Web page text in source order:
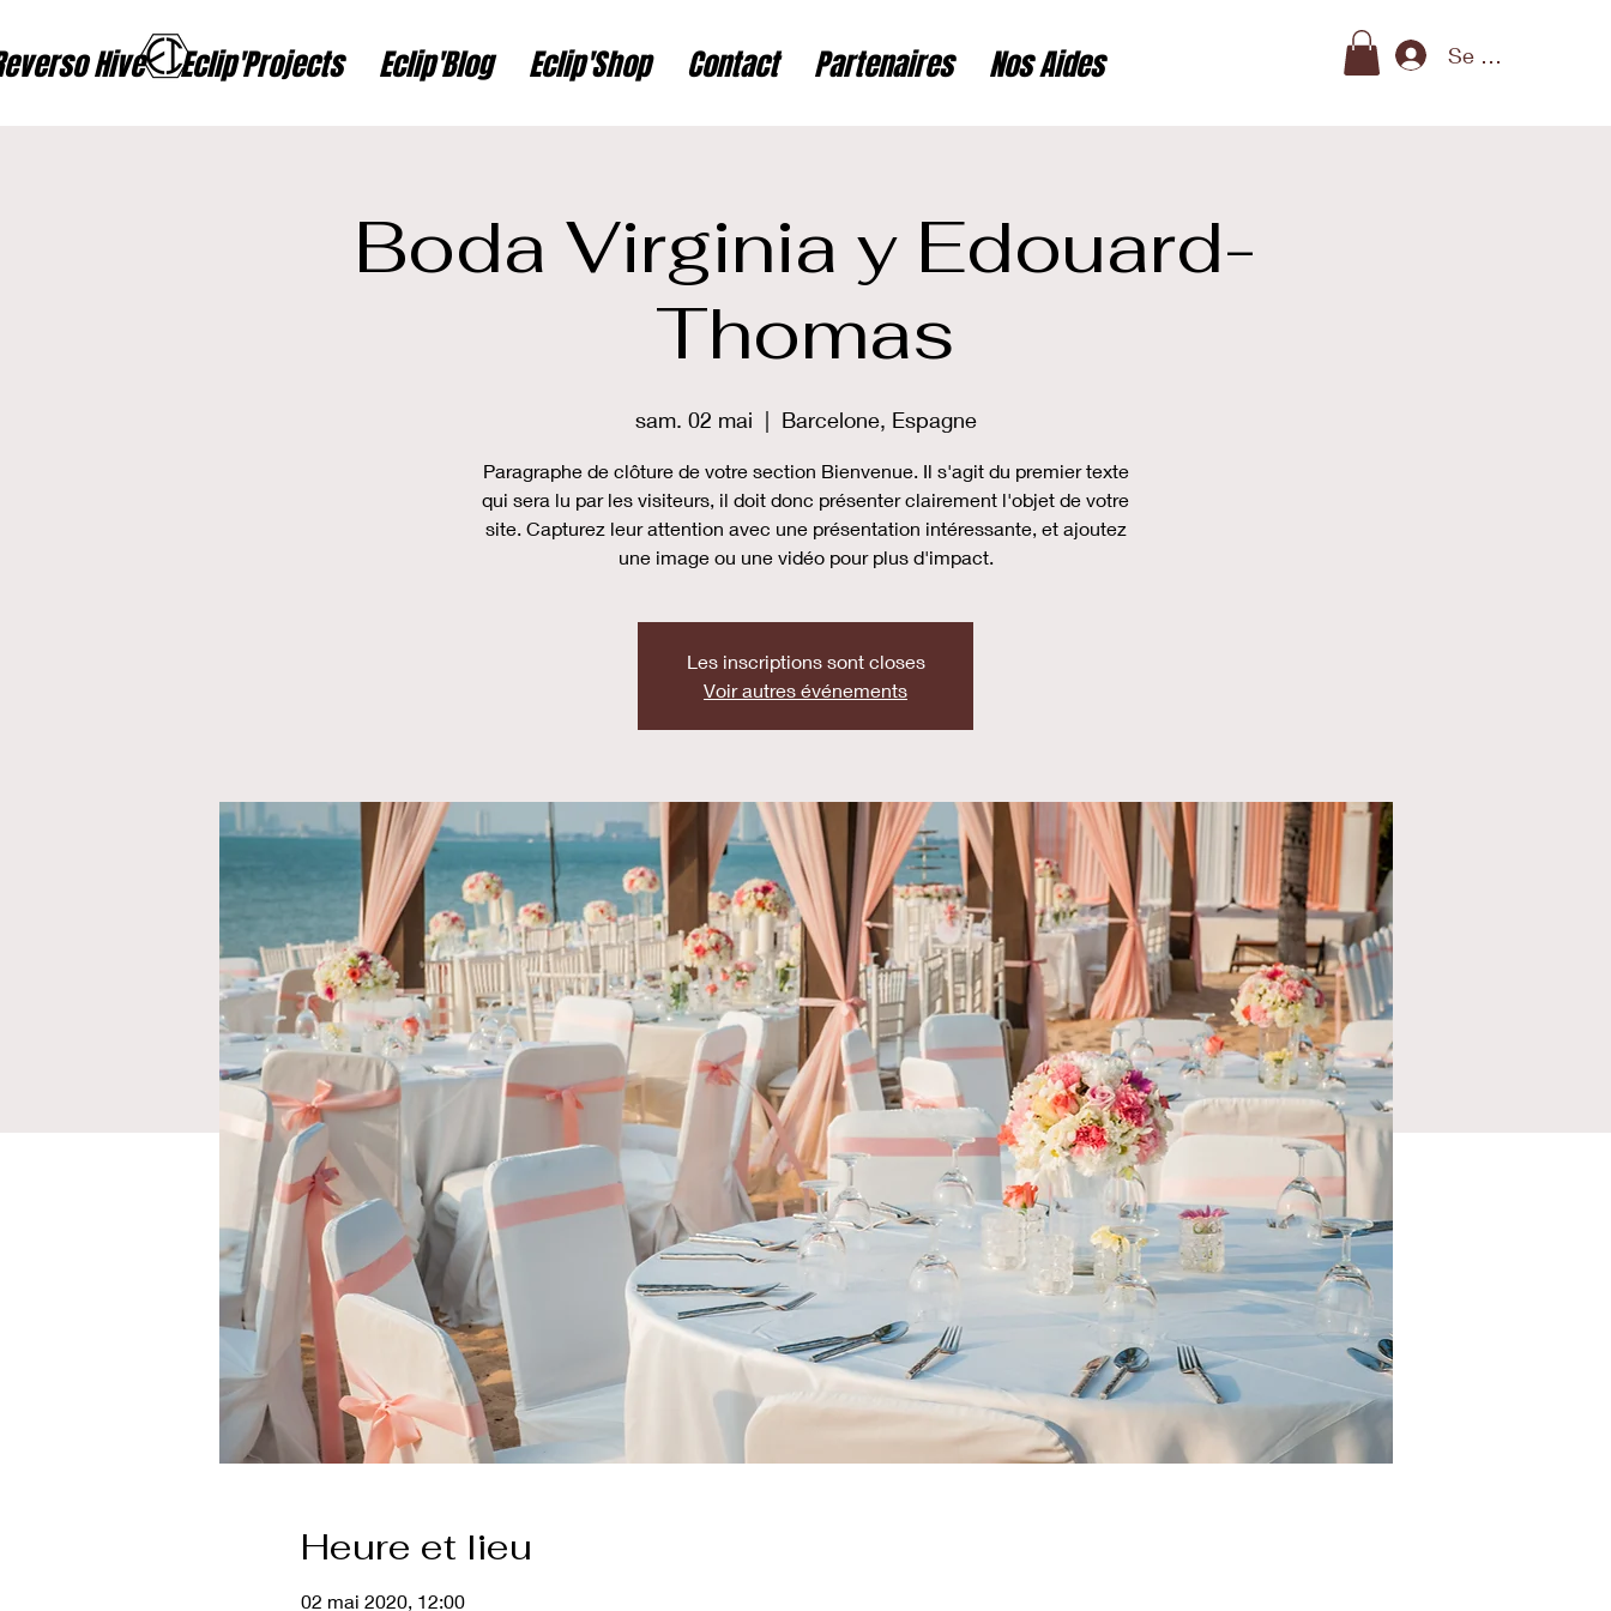
Hive Eclip'Projects Eclip'Blog Eclip'Shop Contact Partenaires Nos Aides Se connecter
Boda Virginia y Edouard-
Thomas
sam. 02 mai
  |
Barcelone, Espagne
Paragraphe de clôture de votre section Bienvenue. Il s'agit du premier texte
qui sera lu par les visiteurs, il doit donc présenter clairement l'objet de votre
site. Capturez leur attention avec une présentation intéressante, et ajoutez
une image ou une vidéo pour plus d'impact.
Les inscriptions sont closes
Voir autres événements
Heure et lieu
02 mai 2020, 12:00